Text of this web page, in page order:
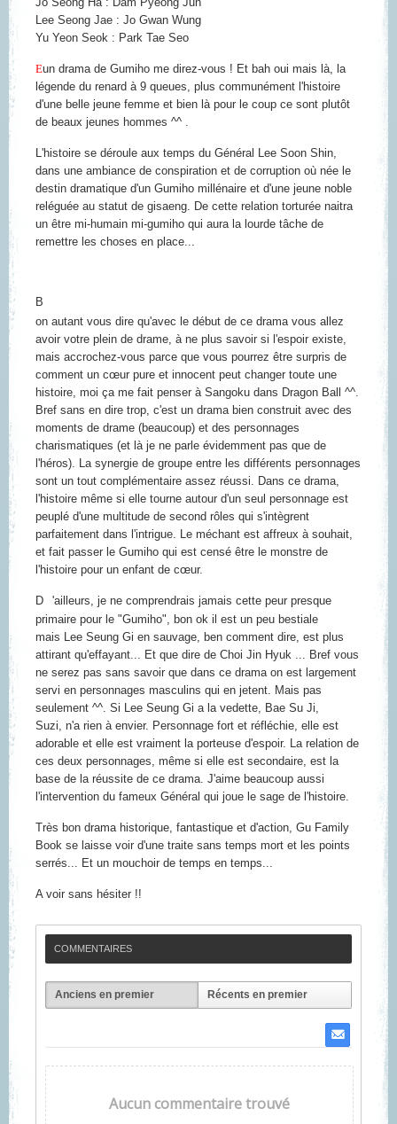
Lee Seong Jae : Jo Gwan Wung
Yu Yeon Seok : Park Tae Seo
Eun drama de Gumiho me direz-vous ! Et bah oui mais là, la
légende du renard à 9 queues, plus communément l'histoire
d'une belle jeune femme et bien là pour le coup ce sont plutôt
de beaux jeunes hommes ^^ .
L'histoire se déroule aux temps du Général Lee Soon Shin,
dans une ambiance de conspiration et de corruption où née le
destin dramatique d'un Gumiho millénaire et d'une jeune noble
reléguée au statut de gisaeng. De cette relation torturée naitra
un être mi-humain mi-gumiho qui aura la lourde tâche de
remettre les choses en place...
B
on autant vous dire qu'avec le début de ce drama vous allez
avoir votre plein de drame, à ne plus savoir si l'espoir existe,
mais accrochez-vous parce que vous pourrez être surpris de
comment un cœur pure et innocent peut changer toute une
histoire, moi ça me fait penser à Sangoku dans Dragon Ball ^^.
Bref sans en dire trop, c'est un drama bien construit avec des
moments de drame (beaucoup) et des personnages
charismatiques (et là je ne parle évidemment pas que de
l'héros). La synergie de groupe entre les différents personnages
sont un tout complémentaire assez réussi. Dans ce drama,
l'histoire même si elle tourne autour d'un seul personnage est
peuplé d'une multitude de second rôles qui s'intègrent
parfaitement dans l'intrigue. Le méchant est affreux à souhait,
et fait passer le Gumiho qui est censé être le monstre de
l'histoire pour un enfant de cœur.
D
'ailleurs, je ne comprendrais jamais cette peur presque
primaire pour le "Gumiho", bon ok il est un peu bestiale
mais Lee Seung Gi en sauvage, ben comment dire, est plus
attirant qu'effayant... Et que dire de Choi Jin Hyuk ... Bref vous
ne serez pas sans savoir que dans ce drama on est largement
servi en personnages masculins qui en jetent. Mais pas
seulement ^^. Si Lee Seung Gi a la vedette, Bae Su Ji,
Suzi, n'a rien à envier. Personnage fort et réfléchie, elle est
adorable et elle est vraiment la porteuse d'espoir. La relation de
ces deux personnages, même si elle est secondaire, est la
base de la réussite de ce drama. J'aime beaucoup aussi
l'intervention du fameux Général qui joue le sage de l'histoire.
Très bon drama historique, fantastique et d'action, Gu Family
Book se laisse voir d'une traite sans temps mort et les points
serrés... Et un mouchoir de temps en temps...
A voir sans hésiter !!
COMMENTAIRES
Anciens en premier Récents en premier
Aucun commentaire trouvé